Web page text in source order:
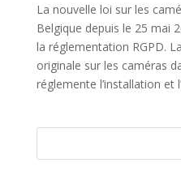
La nouvelle loi sur les
Belgique depuis le 25 mai
la réglementation RGPD.
originale sur les caméras
réglemente l’installation et